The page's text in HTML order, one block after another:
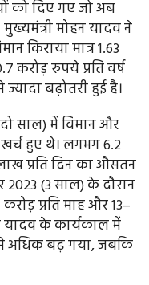
को दिए गए जो अब
मोहन यादव ने
किराया मात्र 1.63
करोड़ रुपये प्रति वर्ष
बढ़ोतरी हुई है।
साल) में विमान और
हुए थे। लगभग 6.2
प्रति दिन का औसतन
2023 (3 साल) के दौरान
प्रति माह और 13–
यादव के कार्यकाल में
अधिक बढ़ गया, जबकि